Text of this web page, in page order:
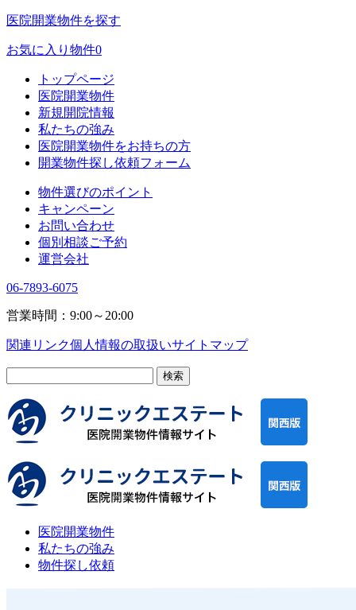
医院開業物件を探す
お気に入り物件0
トップページ
医院開業物件
新規開院情報
私たちの強み
医院開業物件をお持ちの方
開業物件探し依頼フォーム
物件選びのポイント
キャンペーン
お問い合わせ
個別相談ご予約
運営会社
06-7893-6075
営業時間：9:00～20:00
関連リンク個人情報の取扱いサイトマップ
医院開業物件
私たちの強み
物件探し依頼